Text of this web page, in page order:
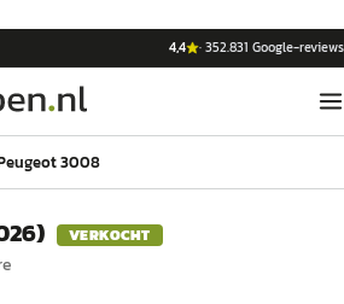
4,4 ·352.831 Google-reviews
3008
) VERKOCHT